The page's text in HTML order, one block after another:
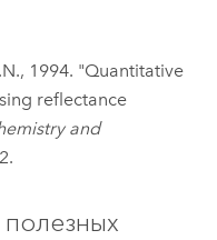
1994. "Quantitative
reflectance
and